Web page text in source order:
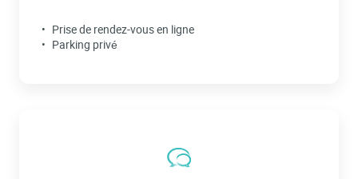
Prise de rendez-vous en ligne
Parking privé